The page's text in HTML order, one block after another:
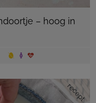
– hoog in
recept